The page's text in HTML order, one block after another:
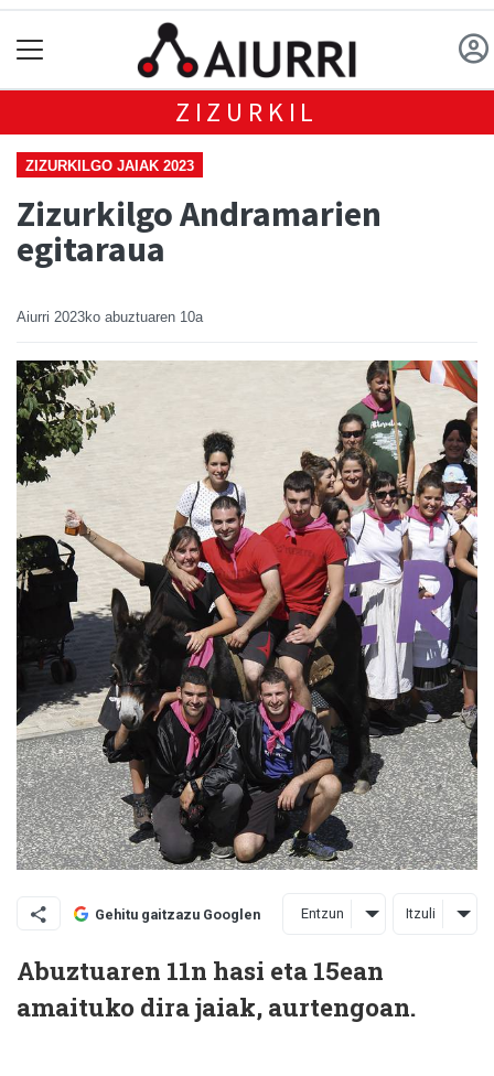
ZIZURKIL
ZIZURKILGO JAIAK 2023
Zizurkilgo Andramarien
egitaraua
Aiurri 2023ko abuztuaren 10a
Gehitu gaitzazu Googlen Entzun Itzuli
Abuztuaren 11n hasi eta 15ean
amaituko dira jaiak, aurtengoan.